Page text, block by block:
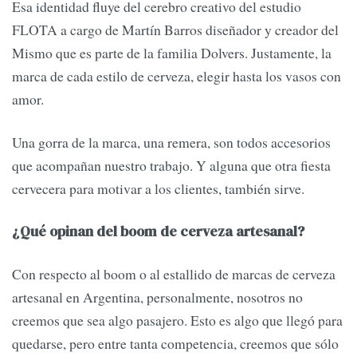
Esa identidad fluye del cerebro creativo del estudio
FLOTA a cargo de Martín Barros diseñador y creador del
Mismo que es parte de la familia Dolvers. Justamente, la
marca de cada estilo de cerveza, elegir hasta los vasos con
amor.
Una gorra de la marca, una remera, son todos accesorios
que acompañan nuestro trabajo. Y alguna que otra fiesta
cervecera para motivar a los clientes, también sirve.
¿Qué opinan del boom de cerveza artesanal?
Con respecto al boom o al estallido de marcas de cerveza
artesanal en Argentina, personalmente, nosotros no
creemos que sea algo pasajero. Esto es algo que llegó para
quedarse, pero entre tanta competencia, creemos que sólo